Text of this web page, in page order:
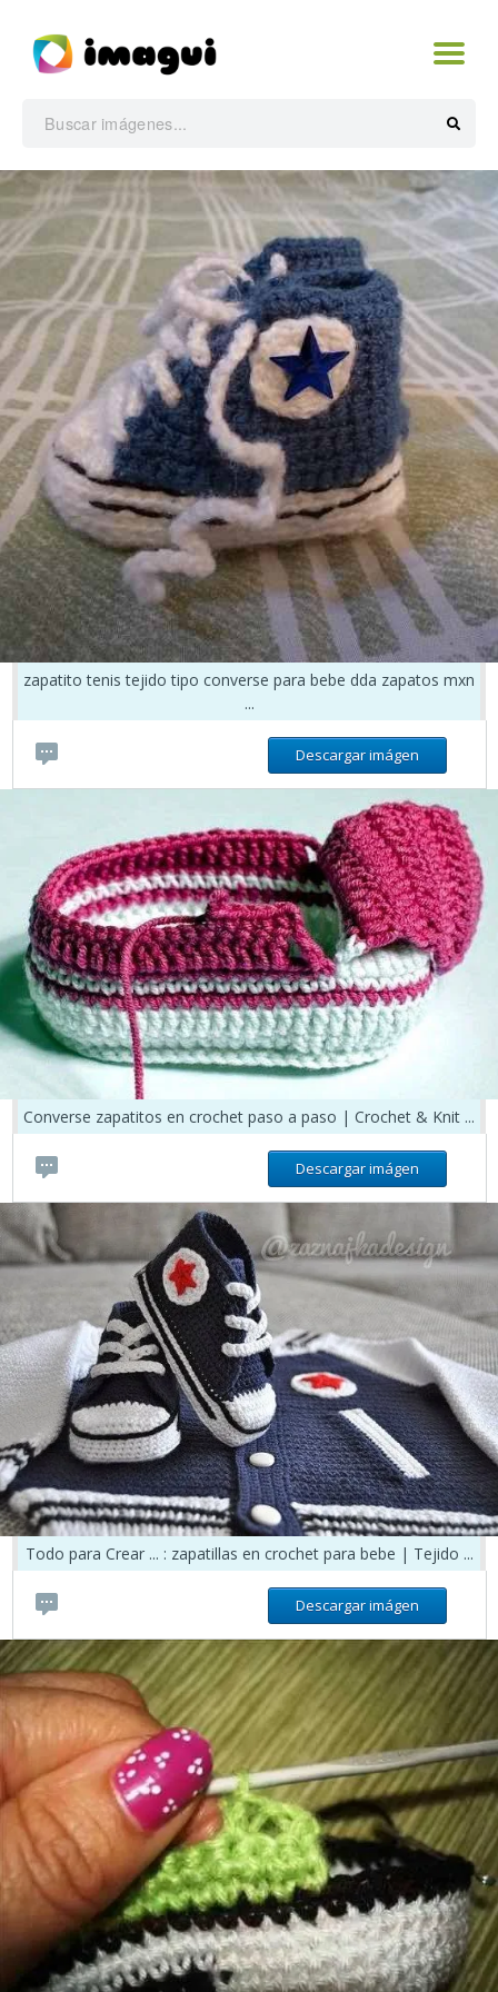
zapatito tenis tejido tipo converse para bebe dda zapatos mxn
...
Descargar imágen
Converse zapatitos en crochet paso a paso | Crochet & Knit ...
Descargar imágen
Todo para Crear ... : zapatillas en crochet para bebe | Tejido ...
Descargar imágen